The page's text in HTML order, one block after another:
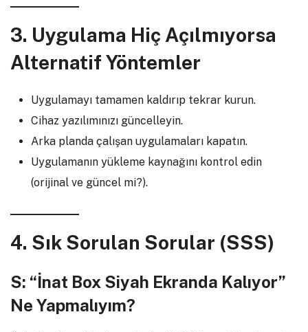
3. Uygulama Hiç Açılmıyorsa
Alternatif Yöntemler
Uygulamayı tamamen kaldırıp tekrar kurun.
Cihaz yazılımınızı güncelleyin.
Arka planda çalışan uygulamaları kapatın.
Uygulamanın yükleme kaynağını kontrol edin
(orijinal ve güncel mi?).
4. Sık Sorulan Sorular (SSS)
S: “İnat Box Siyah Ekranda Kalıyor”
Ne Yapmalıyım?